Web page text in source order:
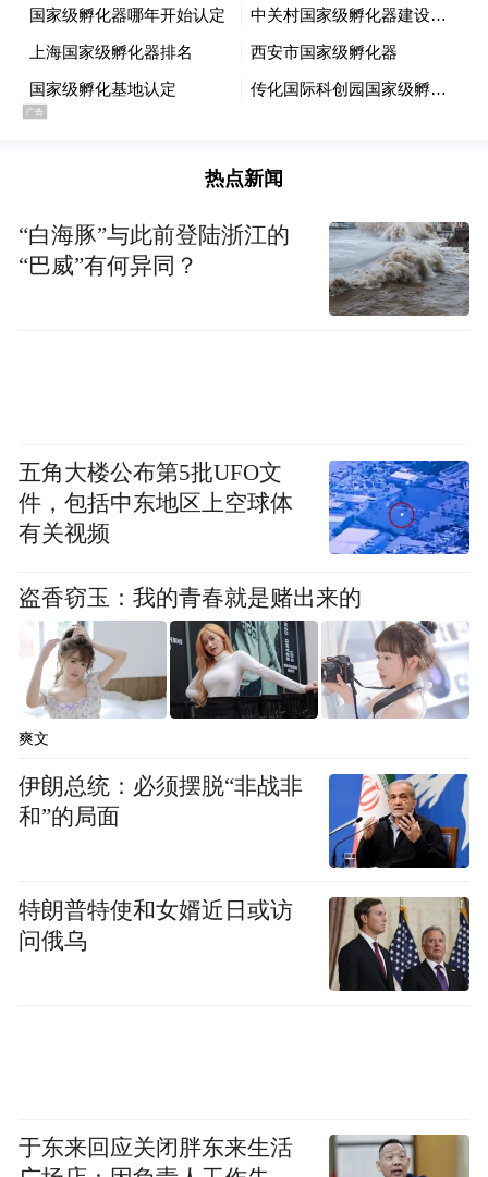
餐厅设有超过100个室内外座位。室内空间满
足日常用餐与社交需求，室外休闲座区面向
江畔步道开放，为市民游客提供随停随享的
并配备麦咖啡与麦乐送服务，覆盖早餐通
场景。
迈向900家：从“扎根广州”到“融入广州”
元餐厅设计、灵活服务模式与贴近生活的品
牌表达，融入市民日常生活。900家餐厅的开
业，标志着麦当劳在广州市场发展迈入新阶
段，也体现了品牌与城市共同成长的长期承
诺。
麦当劳广州市场高级总经理陈驹表示：“广州
热点新闻
“白海豚”与此前登陆浙江的
“巴威”有何异同？
五角大楼公布第5批UFO文
件，包括中东地区上空球体
有关视频
盗香窃玉：我的青春就是赌出来的
爽文
伊朗总统：必须摆脱“非战非
和”的局面
特朗普特使和女婿近日或访
问俄乌
于东来回应关闭胖东来生活